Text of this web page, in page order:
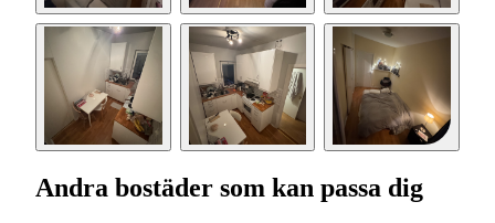
Andra bostäder som kan passa dig